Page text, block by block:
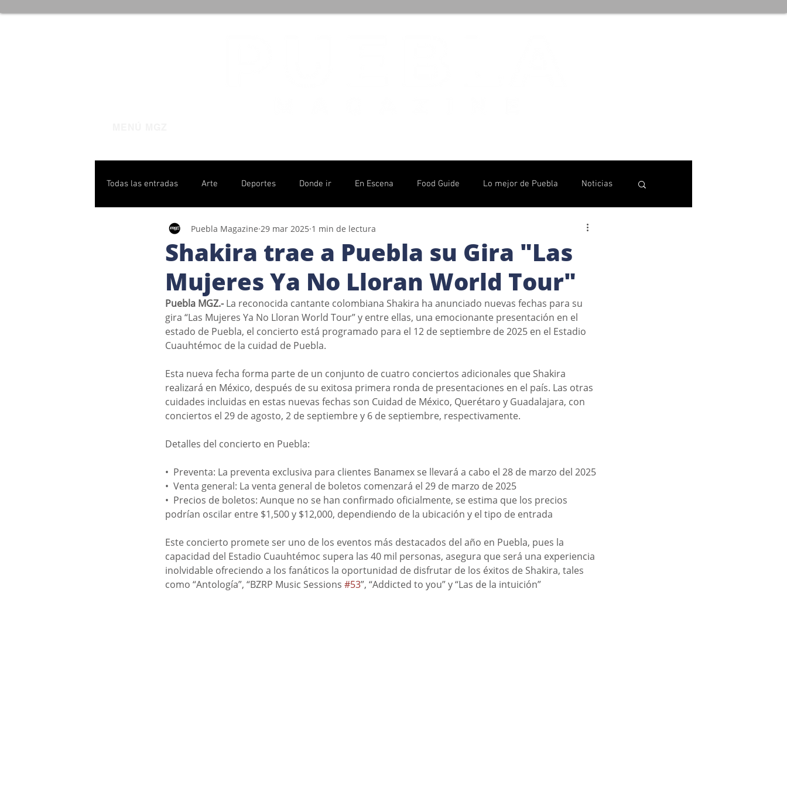
Todas las entradas Arte Deportes Donde ir En Escena Food Guide Lo mejor de Puebla Noticias
Poblanas destacadas Pulso Político
Shakira trae a Puebla su Gira "Las
Mujeres Ya No Lloran World Tour"
Puebla Magazine 29 mar 2025 1 min de lectura
Puebla MGZ.- La reconocida cantante colombiana Shakira ha anunciado nuevas fechas para su
gira “Las Mujeres Ya No Lloran World Tour” y entre ellas, una emocionante presentación en el
estado de Puebla, el concierto está programado para el 12 de septiembre de 2025 en el Estadio
Cuauhtémoc de la cuidad de Puebla.
Esta nueva fecha forma parte de un conjunto de cuatro conciertos adicionales que Shakira
realizará en México, después de su exitosa primera ronda de presentaciones en el país. Las otras
cuidades incluidas en estas nuevas fechas son Cuidad de México, Querétaro y Guadalajara, con
conciertos el 29 de agosto, 2 de septiembre y 6 de septiembre, respectivamente.
Detalles del concierto en Puebla:
•⁠  ⁠Preventa: La preventa exclusiva para clientes Banamex se llevará a cabo el 28 de marzo del 2025
•⁠  ⁠Venta general: La venta general de boletos comenzará el 29 de marzo de 2025
•⁠  ⁠Precios de boletos: Aunque no se han confirmado oficialmente, se estima que los precios
podrían oscilar entre $1,500 y $12,000, dependiendo de la ubicación y el tipo de entrada
Este concierto promete ser uno de los eventos más destacados del año en Puebla, pues la
capacidad del Estadio Cuauhtémoc supera las 40 mil personas, asegura que será una experiencia
inolvidable ofreciendo a los fanáticos la oportunidad de disfrutar de los éxitos de Shakira, tales
como “Antología”, “BZRP Music Sessions #53”, “Addicted to you” y “Las de la intuición”